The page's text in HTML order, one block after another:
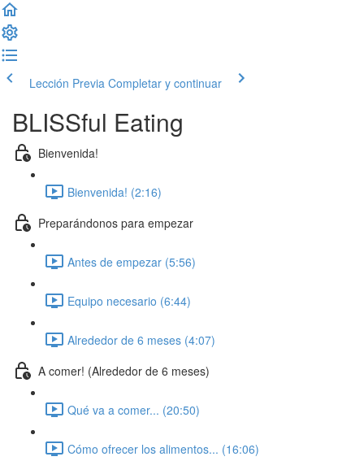
Lección Previa Completar y continuar
BLISSful Eating
Bienvenida!
Bienvenida! (2:16)
Preparándonos para empezar
Antes de empezar (5:56)
Equipo necesario (6:44)
Alrededor de 6 meses (4:07)
A comer! (Alrededor de 6 meses)
Qué va a comer... (20:50)
Cómo ofrecer los alimentos... (16:06)